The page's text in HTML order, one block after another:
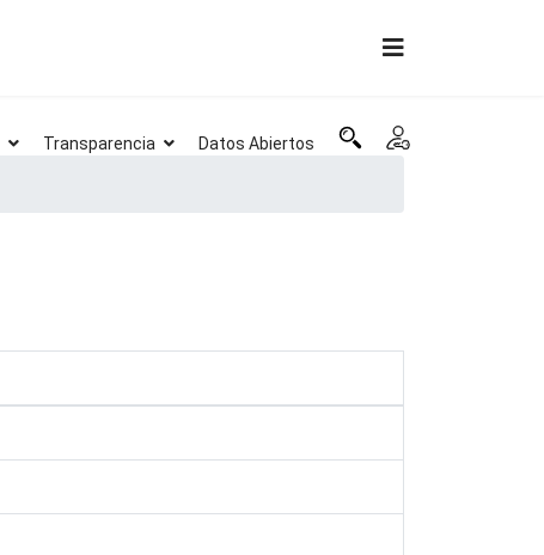
Transparencia Datos Abiertos